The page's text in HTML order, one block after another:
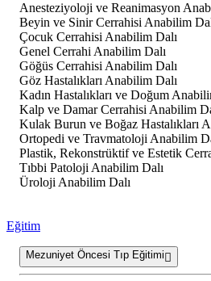
Anesteziyoloji ve Reanimasyon
Beyin ve Sinir Cerrahisi Anabilim
Çocuk Cerrahisi Anabilim Dalı
Genel Cerrahi Anabilim Dalı
Göğüs Cerrahisi Anabilim Dalı
Göz Hastalıkları Anabilim Dalı
Kadın Hastalıkları ve Doğum
Kalp ve Damar Cerrahisi Anabilim
Kulak Burun ve Boğaz Hastalıkları
Ortopedi ve Travmatoloji Anabilim
Plastik, Rekonstrüktif ve Estetik
Tıbbi Patoloji Anabilim Dalı
Üroloji Anabilim Dalı
Eğitim
Mezuniyet Öncesi Tıp Eğitimi